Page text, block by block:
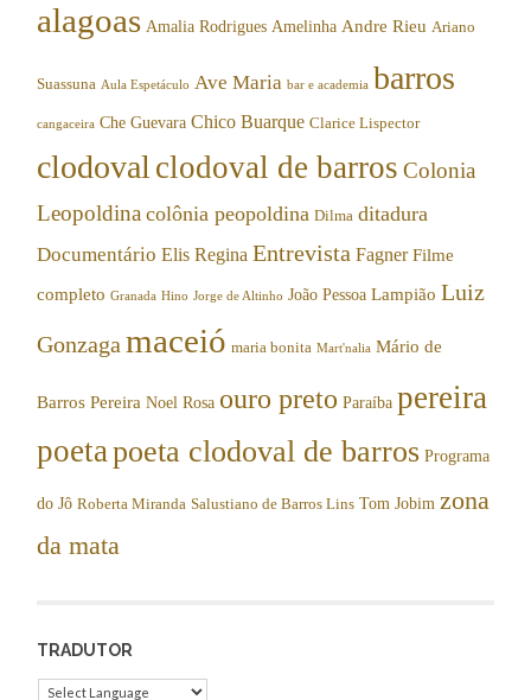
alagoas Amalia Rodrigues Amelinha Andre Rieu Ariano
Suassuna Aula Espetáculo Ave Maria bar e academia barros
cangaceira Che Guevara Chico Buarque Clarice Lispector
clodoval clodoval de barros Colonia
Leopoldina colônia peopoldina Dilma ditadura
Documentário Elis Regina Entrevista Fagner Filme
completo Granada Hino Jorge de Altinho João Pessoa Lampião Luiz
Gonzaga maceió maria bonita Mart'nalia Mário de
Barros Pereira Noel Rosa ouro preto Paraíba pereira
poetapoeta clodoval de barros Programa
do Jô Roberta Miranda Salustiano de Barros Lins Tom Jobim zona
da mata
TRADUTOR